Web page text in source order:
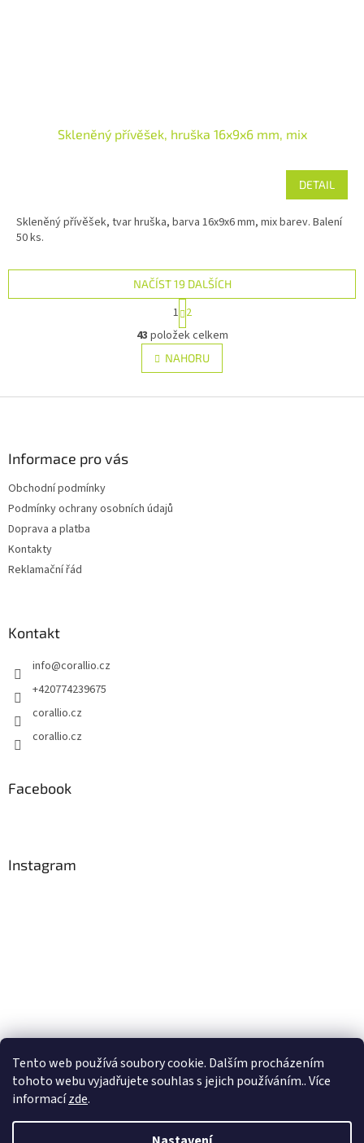
Tento web používá soubory cookie. Dalším procházením
tohoto webu vyjadřujete souhlas s jejich používáním.. Více
informacízde.
Skleněný přívěšek, hruška 16x9x6 mm, mix
DETAIL
Skleněný přívěšek, tvar hruška, barva 16x9x6 mm, mix barev. Balení
50 ks.
O
v
l
á
NAČÍST 19 DALŠÍCH
S
t
r
á
n
k
v
1 2
43 položek celkem
NAHORU
Informace pro vás
Obchodní podmínky
Podmínky ochrany osobních údajů
Doprava a platba
Kontakty
Reklamační řád
Kontakt
info@corallio.cz
+420774239675
corallio.cz
corallio.cz
Facebook
Instagram
Sledovat na Instagramu